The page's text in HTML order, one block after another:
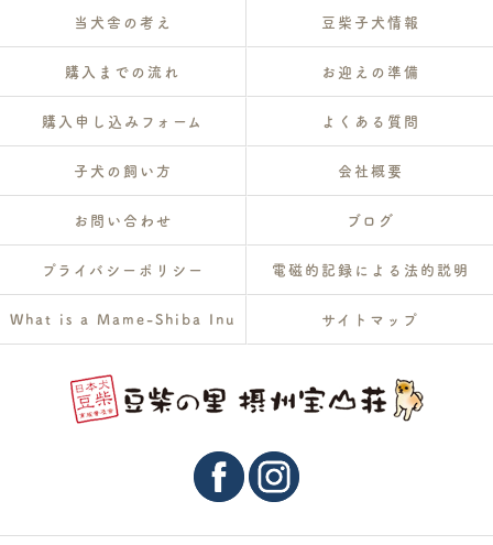
当犬舎の考え 豆柴子犬情報
購入までの流れ お迎えの準備
購入申し込みフォーム よくある質問
子犬の飼い方 会社概要
お問い合わせ ブログ
プライバシーポリシー 電磁的記録による法的説明
What is a Mame-Shiba Inu サイトマップ